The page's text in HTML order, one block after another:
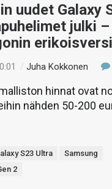
uudet Galaxy
julki
/Juha Kokkonen
hinnat ovat
nähden 50-200
S23 Ultra
Samsung
2